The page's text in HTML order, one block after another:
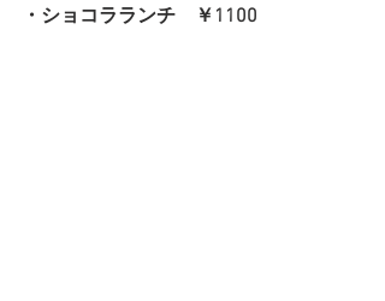
・ショコラランチ　￥1100